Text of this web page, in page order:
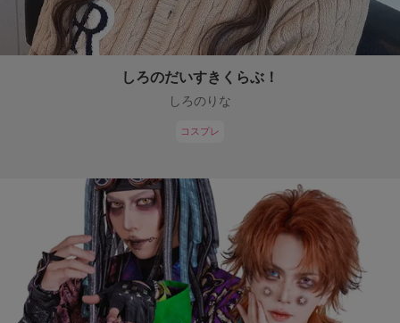
しろのだいすきくらぶ！
しろのりな
コスプレ